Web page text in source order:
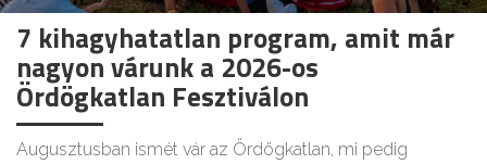
7 kihagyhatatlan program, amit már
nagyon várunk a 2026-os
Ördögkatlan Fesztiválon
Augusztusban ismét vár az Ördögkatlan, mi pedig